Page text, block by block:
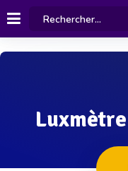
Luxmètre